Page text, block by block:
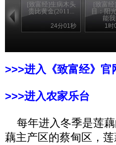
[致富经]生病木头
贵比黄金(2011...
24分01秒
[致富
目：阳
能
1时
>>>进入《致富经》官
>>>进入农家乐台
每年进入冬季是莲藕
藕主产区的蔡甸区，